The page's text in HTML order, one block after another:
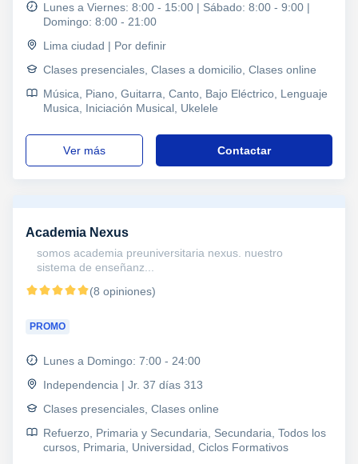
Lunes a Viernes: 8:00 - 15:00 | Sábado: 8:00 - 9:00 |
Domingo: 8:00 - 21:00
Lima ciudad | Por definir
Clases presenciales, Clases a domicilio, Clases online
Música, Piano, Guitarra, Canto, Bajo Eléctrico, Lenguaje
Musica, Iniciación Musical, Ukelele
ver más Contactar
Academia Nexus
somos academia preuniversitaria nexus. nuestro
sistema de enseñanz...
(8 opiniones)
PROMO
Lunes a Domingo: 7:00 - 24:00
Independencia | Jr. 37 días 313
Clases presenciales, Clases online
Refuerzo, Primaria y Secundaria, Secundaria, Todos los
cursos, Primaria, Universidad, Ciclos Formativos